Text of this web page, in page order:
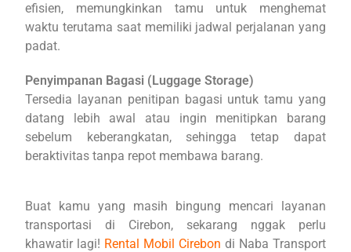
efisien, memungkinkan tamu untuk menghemat
waktu terutama saat memiliki jadwal perjalanan yang
padat.
Penyimpanan Bagasi (Luggage Storage)
Tersedia layanan penitipan bagasi untuk tamu yang
datang lebih awal atau ingin menitipkan barang
sebelum keberangkatan, sehingga tetap dapat
beraktivitas tanpa repot membawa barang.
Buat kamu yang masih bingung mencari layanan
transportasi di Cirebon, sekarang nggak perlu
khawatir lagi! Rental Mobil Cirebon di Naba Transport